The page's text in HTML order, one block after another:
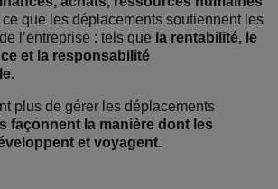
que les déplacements soutiennent les
l’entreprise : tels que la rentabilité, le
et la responsabilité
plus de gérer les déplacements
façonnent la manière dont les
et voyagent.